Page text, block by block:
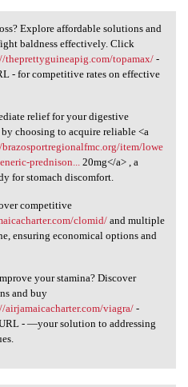
Explore
Explore affordable solutions and
baldness effectively. Click
theprettyguineapig.com/topamax/-
- for competitive rates on effective
relief for your digestive
choosing to acquire reliable <a
item/lowe
prednison...20mg</a> , a
for stomach discomfort.
competitive
clomid/and multiple
ensuring economical options and
your stamina? Discover
and buy
airjamaicacharter.com/viagra/-
- —your solution to addressing